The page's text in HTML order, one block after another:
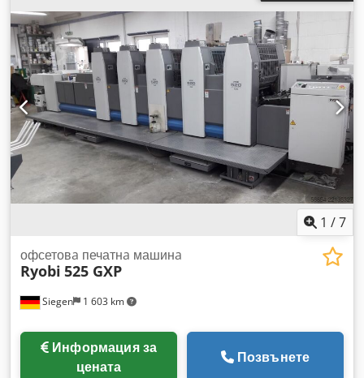
1 /7
Siegen 1 603 km
офсетовa печатнa машинa
Ryobi 525 GXP
Информация за
цената
Позвънете